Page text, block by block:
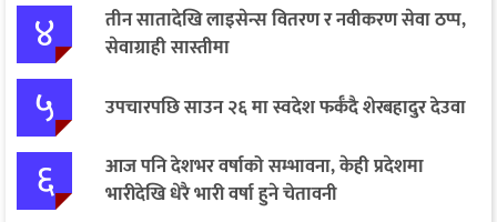
४
तीन सातादेखि लाइसेन्स वितरण र नवीकरण सेवा ठप्प,
सेवाग्राही सास्तीमा
५ उपचारपछि साउन २६ मा स्वदेश फर्कँदै शेरबहादुर देउवा
६
आज पनि देशभर वर्षाको सम्भावना, केही प्रदेशमा
भारीदेखि धेरै भारी वर्षा हुने चेतावनी